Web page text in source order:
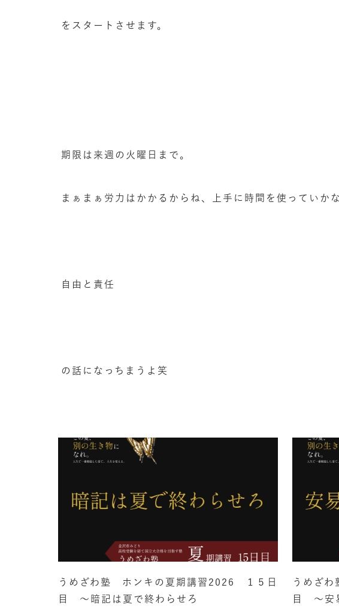
をスタートさせます。
期限は来週の火曜日まで。
まぁまぁ労力はかかるからね、上手に時間を使っていか
自由と責任
の話になっちまうよ笑
うめざわ塾 ホンキの夏期講習2026 １５日
目 ～暗記は夏で終わらせろ
うめざ
目 ～安